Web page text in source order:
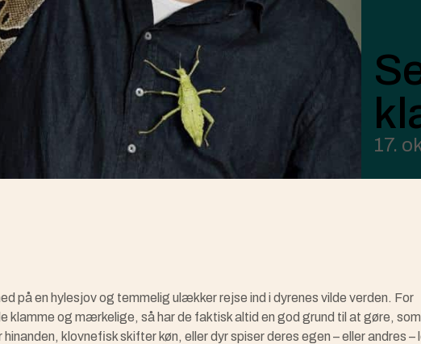
17.
på en hylesjov og temmelig ulækker rejse ind i dyrenes vilde verden. For
klamme og mærkelige, så har de faktisk altid en god grund til at gøre,
klovnefisk skifter køn, eller dyr spiser deres egen – eller andres –